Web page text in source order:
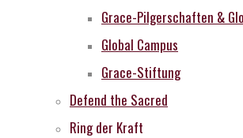
Grace-Pilgerschaften &
Global Campus
Grace-Stiftung
Defend the Sacred
Ring der Kraft